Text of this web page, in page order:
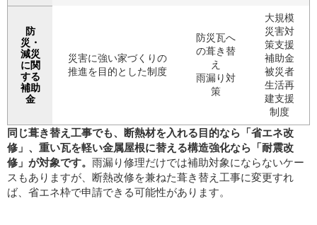
防
災・
減災
に関
する
補助
金
災害に強い家づくりの
推進を目的とした制度
防災瓦へ
の葺き替
え
雨漏り対
策
大規模
災害対
策支援
補助金
被災者
生活再
建支援
制度
同じ葺き替え工事でも、断熱材を入れる目的なら「省エネ改
修」、重い瓦を軽い金属屋根に替える構造強化なら「耐震改
修」が対象です。 雨漏り修理だけでは補助対象にならないケー
スもありますが、断熱改修を兼ねた葺き替え工事に変更すれ
ば、省エネ枠で申請できる可能性があります。